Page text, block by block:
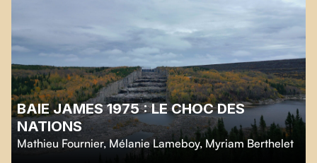
BAIE JAMES 1975 : LE CHOC DES
NATIONS
Mathieu Fournier, Mélanie Lameboy, Myriam Berthelet